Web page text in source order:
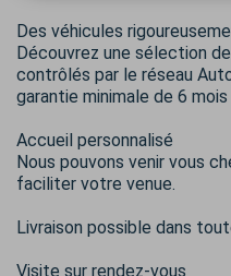
Des véhicules
Découvrez une sélection
contrôlés par le réseau
garantie minimale de 6
Accueil personnalisé
Nous pouvons venir vous
faciliter votre venue.
Livraison possible dans
Visite sur rendez-vous